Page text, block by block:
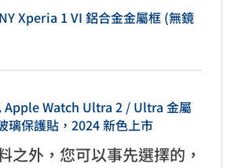
Xperia 1 VI 鋁合金金屬框 (無鏡
Apple Watch Ultra 2 / Ultra 金屬
璃保護貼，2024 新色上市
之外，您可以事先選擇的，